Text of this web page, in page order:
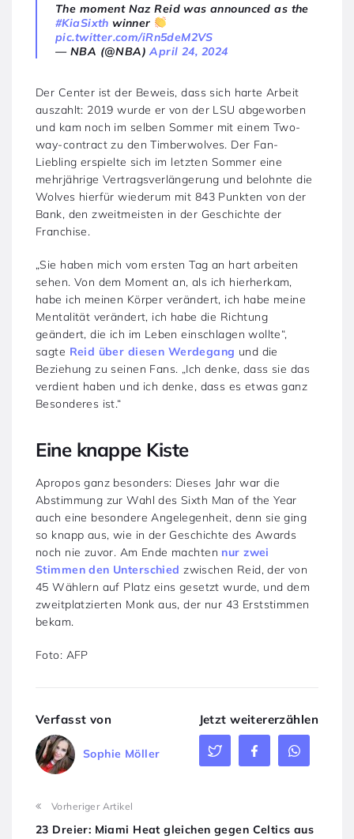
The moment Naz Reid was announced as the
#KiaSixth winner
pic.twitter.com/iRn5deM2VS
— NBA (@NBA)April 24, 2024
Der Center ist der Beweis, dass sich harte Arbeit
auszahlt: 2019 wurde er von der LSU abgeworben
und kam noch im selben Sommer mit einem Two-
way-contract zu den Timberwolves. Der Fan-
Liebling erspielte sich im letzten Sommer eine
mehrjährige Vertragsverlängerung und belohnte die
Wolves hierfür wiederum mit 843 Punkten von der
Bank, den zweitmeisten in der Geschichte der
Franchise.
„Sie haben mich vom ersten Tag an hart arbeiten
sehen. Von dem Moment an, als ich hierherkam,
habe ich meinen Körper verändert, ich habe meine
Mentalität verändert, ich habe die Richtung
geändert, die ich im Leben einschlagen wollte“,
sagte Reid über diesen Werdegang und die
Beziehung zu seinen Fans. „Ich denke, dass sie das
verdient haben und ich denke, dass es etwas ganz
Besonderes ist.“
Eine knappe Kiste
Apropos ganz besonders: Dieses Jahr war die
Abstimmung zur Wahl des Sixth Man of the Year
auch eine besondere Angelegenheit, denn sie ging
so knapp aus, wie in der Geschichte des Awards
noch nie zuvor. Am Ende machten nur zwei
Stimmen den Unterschied zwischen Reid, der von
45 Wählern auf Platz eins gesetzt wurde, und dem
zweitplatzierten Monk aus, der nur 43 Erststimmen
bekam.
Foto: AFP
Verfasst von
Sophie Möller
Jetzt weitererzählen
Vorheriger Artikel
23 Dreier: Miami Heat gleichen gegen Celtics aus